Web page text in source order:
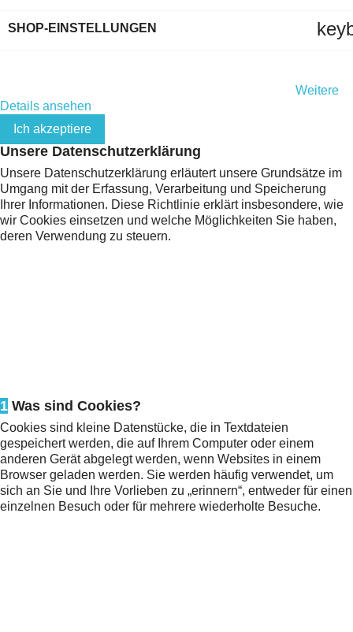
SHOP-EINSTELLUNGEN
Weitere
Details ansehen
Ich akzeptiere
Unsere Datenschutzerklärung
Unsere Datenschutzerklärung erläutert unsere Grundsätze im
Umgang mit der Erfassung, Verarbeitung und Speicherung
Ihrer Informationen. Diese Richtlinie erklärt insbesondere, wie
wir Cookies einsetzen und welche Möglichkeiten Sie haben,
deren Verwendung zu steuern.
1 Was sind Cookies?
Cookies sind kleine Datenstücke, die in Textdateien
gespeichert werden, die auf Ihrem Computer oder einem
anderen Gerät abgelegt werden, wenn Websites in einem
Browser geladen werden. Sie werden häufig verwendet, um
sich an Sie und Ihre Vorlieben zu „erinnern“, entweder für einen
einzelnen Besuch oder für mehrere wiederholte Besuche.